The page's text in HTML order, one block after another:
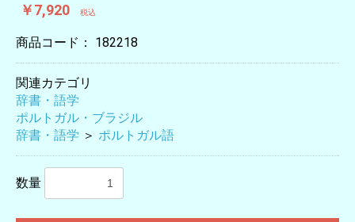
￥7,920 税込
商品コード： 182218
関連カテゴリ
辞書・語学
ポルトガル・ブラジル
辞書・語学 ＞ ポルトガル語
数量